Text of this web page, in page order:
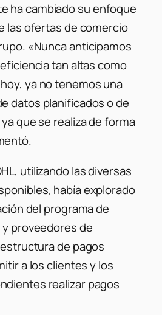
ha cambiado su enfoque
las ofertas de comercio
«Nunca anticipamos
tan altas como
ya no tenemos una
datos planificados o de
que se realiza de forma
utilizando las diversas
había explorado
del programa de
proveedores de
de pagos
a los clientes y los
realizar pagos